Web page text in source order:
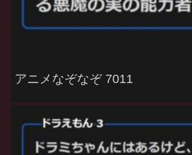
アニメなぞなぞ 7011